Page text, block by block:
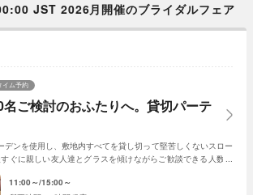
JST 2026月開催のブライダルフェア
ご検討のおふたりへ。貸切パーテ
イム予約
デンを使用し、敷地内すべてを貸し切って堅苦しくないスロー
ぐに親しい友人達とグラスを傾けながらご歓談できる人数帯
11:00～ 15:00～